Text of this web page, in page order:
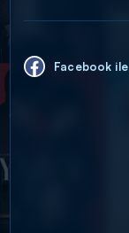
Facebook